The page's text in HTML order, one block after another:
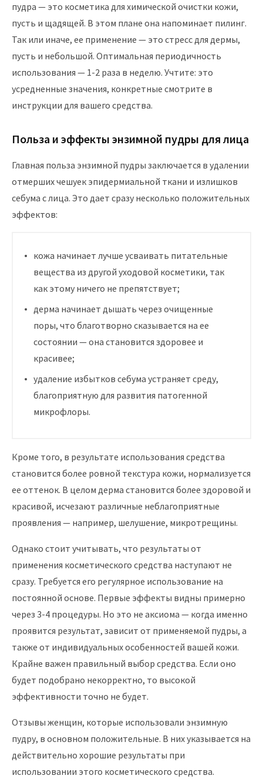
пудра — это косметика для химической очистки кожи,
пусть и щадящей. В этом плане она напоминает пилинг.
Так или иначе, ее применение — это стресс для дермы,
пусть и небольшой. Оптимальная периодичность
использования — 1-2 раза в неделю. Учтите: это
усредненные значения, конкретные смотрите в
инструкции для вашего средства.
Польза и эффекты энзимной пудры для лица
Главная польза энзимной пудры заключается в удалении
отмерших чешуек эпидермиальной ткани и излишков
себума с лица. Это дает сразу несколько положительных
эффектов:
кожа начинает лучше усваивать питательные
вещества из другой уходовой косметики, так
как этому ничего не препятствует;
дерма начинает дышать через очищенные
поры, что благотворно сказывается на ее
состоянии — она становится здоровее и
красивее;
удаление избытков себума устраняет среду,
благоприятную для развития патогенной
микрофлоры.
Кроме того, в результате использования средства
становится более ровной текстура кожи, нормализуется
ее оттенок. В целом дерма становится более здоровой и
красивой, исчезают различные неблагоприятные
проявления — например, шелушение, микротрещины.
Однако стоит учитывать, что результаты от
применения косметического средства наступают не
сразу. Требуется его регулярное использование на
постоянной основе. Первые эффекты видны примерно
через 3-4 процедуры. Но это не аксиома — когда именно
проявится результат, зависит от применяемой пудры, а
также от индивидуальных особенностей вашей кожи.
Крайне важен правильный выбор средства. Если оно
будет подобрано некорректно, то высокой
эффективности точно не будет.
Отзывы женщин, которые использовали энзимную
пудру, в основном положительные. В них указывается на
действительно хорошие результаты при
использовании этого косметического средства.